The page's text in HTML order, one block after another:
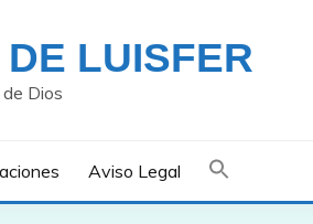
LUISFER
Dios
Aviso Legal